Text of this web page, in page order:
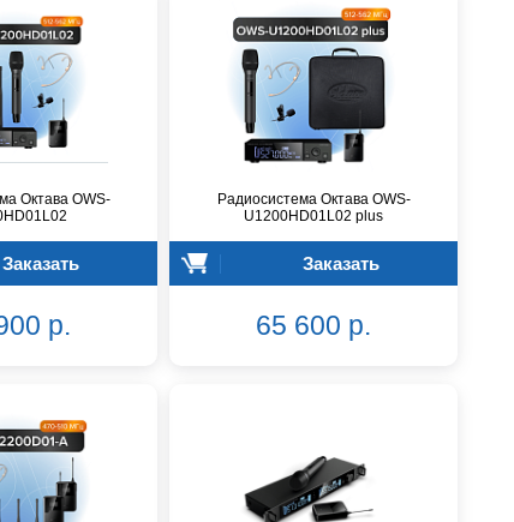
Октава OWS-
Заказать
р.
Радиосистема Октава OWS-
U1200HD01L02 plus
Заказать
65 600 р.